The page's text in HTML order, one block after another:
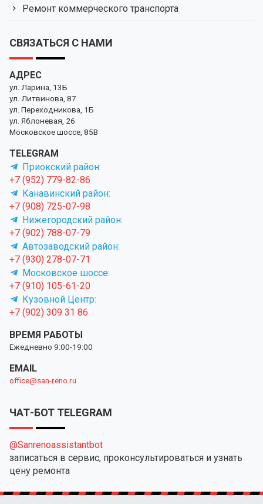
Ремонт коммерческого транспорта
СВЯЗАТЬСЯ С НАМИ
АДРЕС
ул. Ларина, 13Б
ул. Литвинова, 87
ул. Переходникова, 1Б
ул. Яблоневая, 26
Московское шоссе, 85В
TELEGRAM
Приокский район:
+7 (952) 779-82-86
Канавинский район:
+7 (908) 725-07-98
Нижегородский район:
+7 (902) 788-07-79
Автозаводский район:
+7 (930) 278-07-71
Московское шоссе:
+7 (910) 105-61-20
Кузовной Центр:
+7 (902) 309 31 86
ВРЕМЯ РАБОТЫ
Ежедневно 9:00-19:00
EMAIL
office@san-reno.ru
ЧАТ-БОТ TELEGRAM
@Sanrenoassistantbot
записаться в сервис, проконсультироваться и узнать
цену ремонта